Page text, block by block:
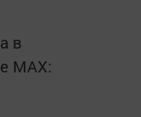
в
MАХ: